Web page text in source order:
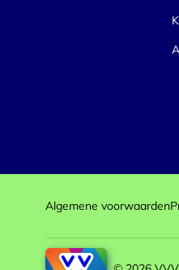
Algemene voorwaarden